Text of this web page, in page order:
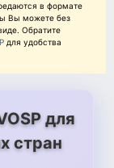
в формате
Вы можете без
Обратите
для удобства
для
стран